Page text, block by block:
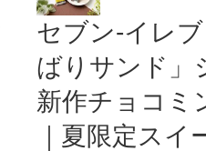
セブン‐イレ
ばりサンド」
新作チョコミ
｜夏限定スイ